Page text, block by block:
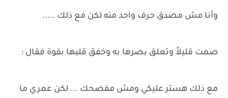
وأنا مش مصدق حرف واحد منه لكن مع ذلك .....
صمت قليلاً وتعلق بصرها به وخفق قلبها بقوة فقال :
مع ذلك هستر عليكي ومش مفضحك ... لكن عمري ما